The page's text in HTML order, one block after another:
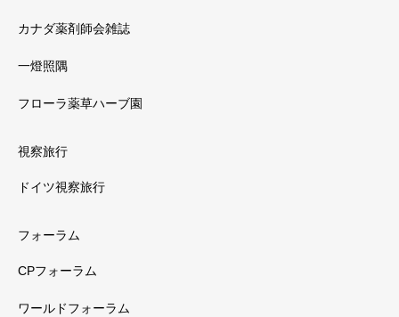
カナダ薬剤師会雑誌
一燈照隅
フローラ薬草ハーブ園
視察旅行
ドイツ視察旅行
フォーラム
CPフォーラム
ワールドフォーラム